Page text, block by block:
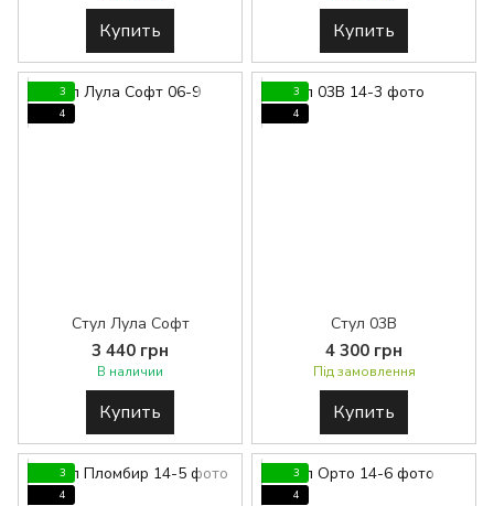
Купить Купить
3
4
Стул Лула Софт
3 440 грн
В наличии
Купить
3
4
Стул 03В
4 300 грн
Під замовлення
Купить
3
4
3
4